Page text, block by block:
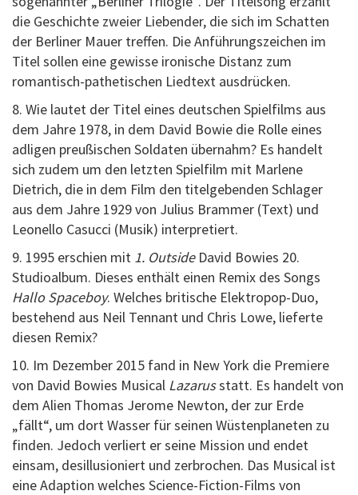
die Geschichte zweier Liebender, die sich im Schatten
der Berliner Mauer treffen. Die Anführungszeichen im
Titel sollen eine gewisse ironische Distanz zum
romantisch-pathetischen Liedtext ausdrücken.
8. Wie lautet der Titel eines deutschen Spielfilms aus
dem Jahre 1978, in dem David Bowie die Rolle eines
adligen preußischen Soldaten übernahm? Es handelt
sich zudem um den letzten Spielfilm mit Marlene
Dietrich, die in dem Film den titelgebenden Schlager
aus dem Jahre 1929 von Julius Brammer (Text) und
Leonello Casucci (Musik) interpretiert.
9. 1995 erschien mit 1. OutsideDavid Bowies 20.
Studioalbum. Dieses enthält einen Remix des Songs
Hallo Spaceboy. Welches britische Elektropop-Duo,
bestehend aus Neil Tennant und Chris Lowe, lieferte
diesen Remix?
10. Im Dezember 2015 fand in New York die Premiere
von David Bowies Musical Lazarusstatt. Es handelt von
dem Alien Thomas Jerome Newton, der zur Erde
„fällt“, um dort Wasser für seinen Wüstenplaneten zu
finden. Jedoch verliert er seine Mission und endet
einsam, desillusioniert und zerbrochen. Das Musical ist
eine Adaption welches Science-Fiction-Films von